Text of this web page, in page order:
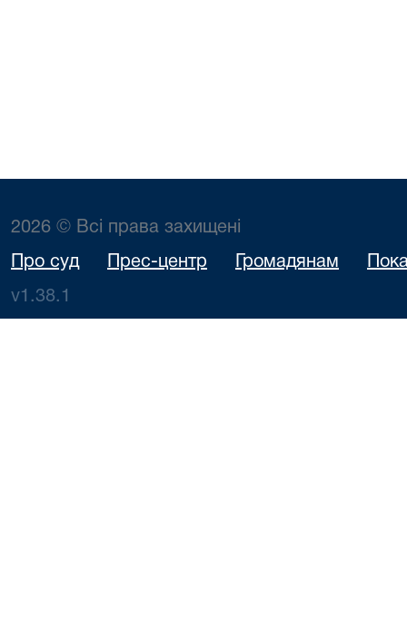
2026 © Всі права захищені
Про суд Прес-центр Громадянам
v1.38.1